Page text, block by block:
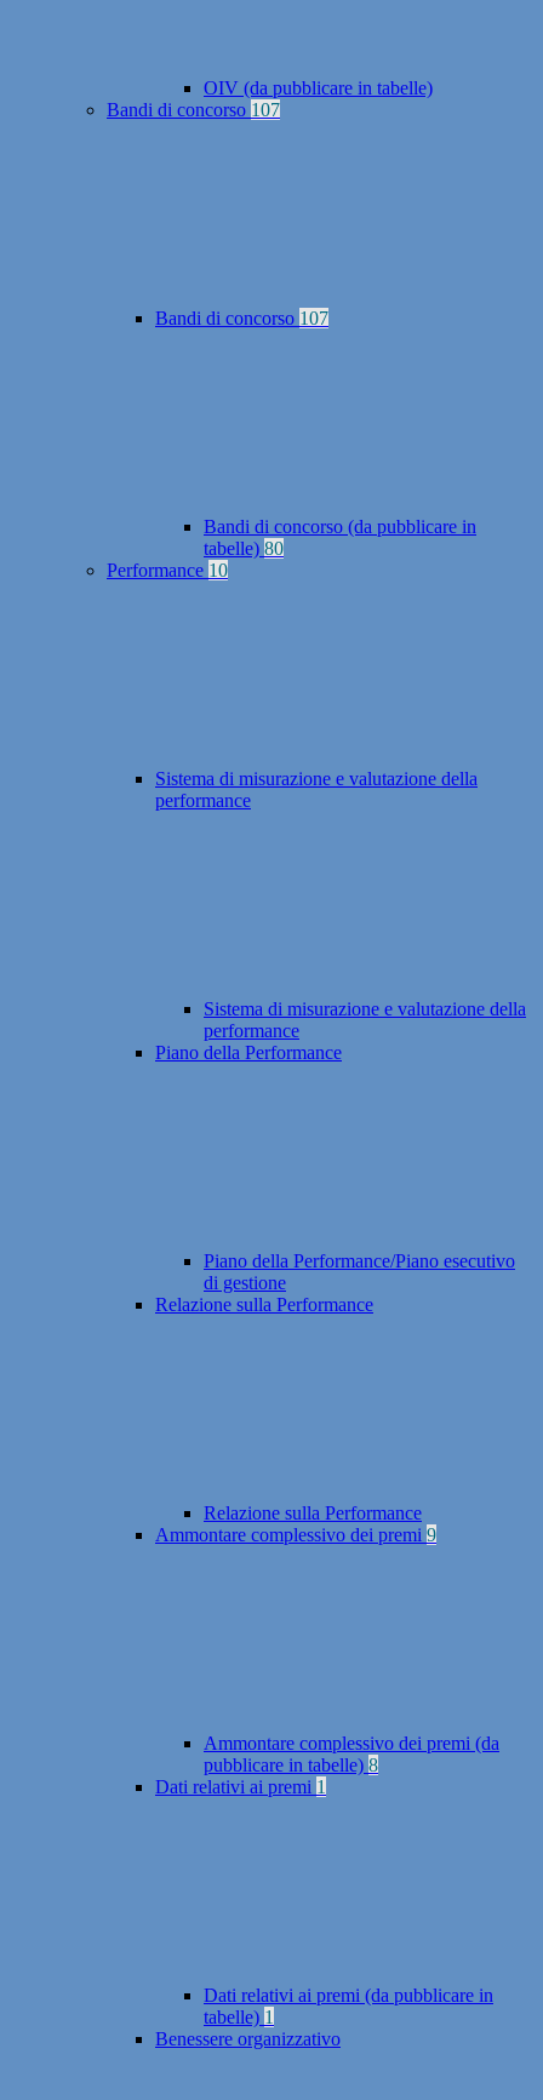
OIV (da pubblicare in tabelle)
Bandi di concorso 107
Bandi di concorso 107
Bandi di concorso (da pubblicare in
tabelle) 80
Performance 10
Sistema di misurazione e valutazione della
performance
Sistema di misurazione e valutazione della
performance
Piano della Performance
Piano della Performance/Piano esecutivo
di gestione
Relazione sulla Performance
Relazione sulla Performance
Ammontare complessivo dei premi 9
Ammontare complessivo dei premi (da
pubblicare in tabelle) 8
Dati relativi ai premi 1
Dati relativi ai premi (da pubblicare in
tabelle) 1
Benessere organizzativo